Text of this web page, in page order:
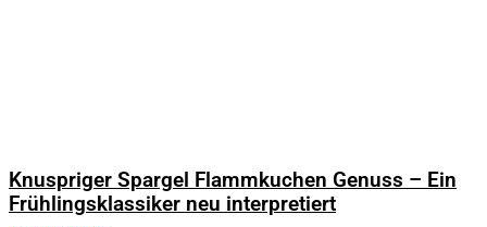
Knuspriger Spargel Flammkuchen Genuss – Ein
Frühlingsklassiker neu interpretiert